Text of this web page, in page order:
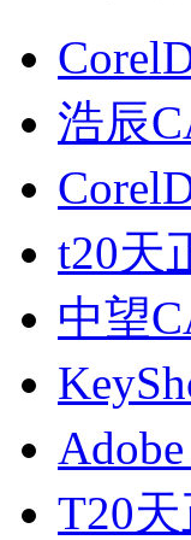
浩辰
t20天
中望
T20